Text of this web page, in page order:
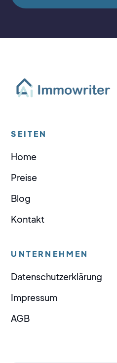
SEITEN
Home
Preise
Blog
Kontakt
UNTERNEHMEN
Datenschutzerklärung
Impressum
AGB